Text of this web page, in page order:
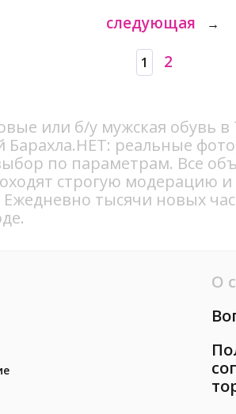
следующая →
1 2
или б/у мужская обувь в
Барахла.НЕТ: реальные
по параметрам. Все
строгую модерацию
тысячи новых
О